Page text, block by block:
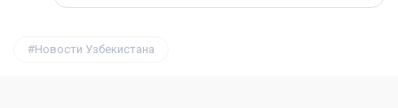
Новости Узбекистана